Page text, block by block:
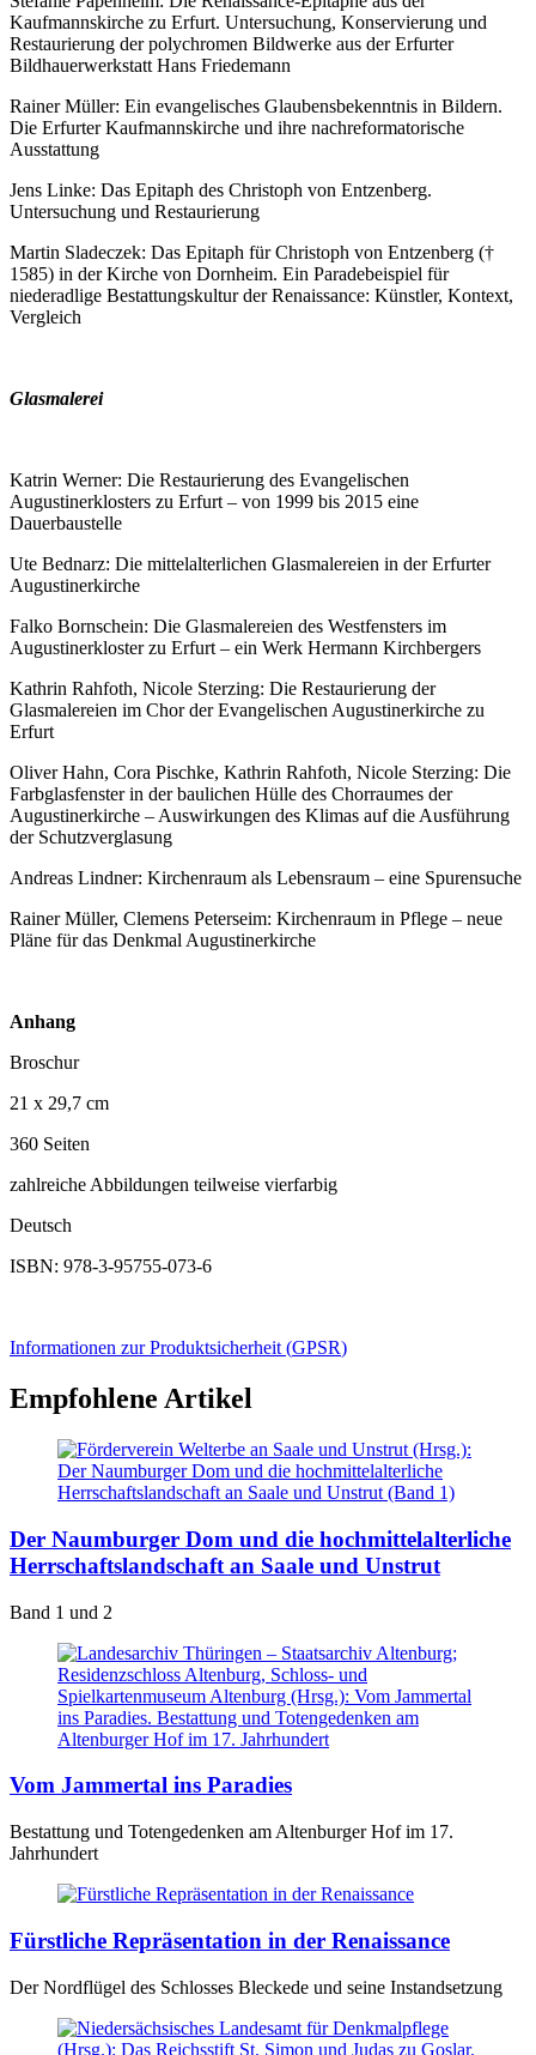
Kaufmannskirche zu Erfurt. Untersuchung, Konservierung und
Restaurierung der polychromen Bildwerke aus der Erfurter
Bildhauerwerkstatt Hans Friedemann
Rainer Müller: Ein evangelisches Glaubensbekenntnis in Bildern.
Die Erfurter Kaufmannskirche und ihre nachreformatorische
Ausstattung
Jens Linke: Das Epitaph des Christoph von Entzenberg.
Untersuchung und Restaurierung
Martin Sladeczek: Das Epitaph für Christoph von Entzenberg (†
1585) in der Kirche von Dornheim. Ein Paradebeispiel für
niederadlige Bestattungskultur der Renaissance: Künstler, Kontext,
Vergleich
Glasmalerei
Katrin Werner: Die Restaurierung des Evangelischen
Augustinerklosters zu Erfurt – von 1999 bis 2015 eine
Dauerbaustelle
Ute Bednarz: Die mittelalterlichen Glasmalereien in der Erfurter
Augustinerkirche
Falko Bornschein: Die Glasmalereien des Westfensters im
Augustinerkloster zu Erfurt – ein Werk Hermann Kirchbergers
Kathrin Rahfoth, Nicole Sterzing: Die Restaurierung der
Glasmalereien im Chor der Evangelischen Augustinerkirche zu
Erfurt
Oliver Hahn, Cora Pischke, Kathrin Rahfoth, Nicole Sterzing: Die
Farbglasfenster in der baulichen Hülle des Chorraumes der
Augustinerkirche – Auswirkungen des Klimas auf die Ausführung
der Schutzverglasung
Andreas Lindner: Kirchenraum als Lebensraum – eine Spurensuche
Rainer Müller, Clemens Peterseim: Kirchenraum in Pflege – neue
Pläne für das Denkmal Augustinerkirche
Anhang
Broschur
21 x 29,7 cm
360 Seiten
zahlreiche Abbildungen teilweise vierfarbig
Deutsch
ISBN: 978-3-95755-073-6
Informationen zur Produktsicherheit (GPSR)
Empfohlene Artikel
Der Naumburger Dom und die hochmittelalterliche
Herrschaftslandschaft an Saale und Unstrut
Band 1 und 2
Vom Jammertal ins Paradies
Bestattung und Totengedenken am Altenburger Hof im 17.
Jahrhundert
Fürstliche Repräsentation in der Renaissance
Der Nordflügel des Schlosses Bleckede und seine Instandsetzung